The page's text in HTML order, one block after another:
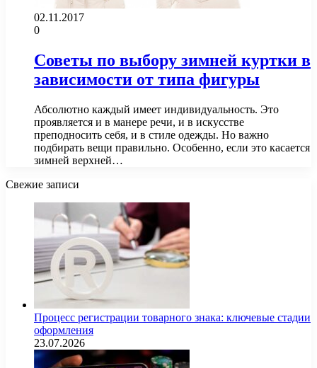
02.11.2017
0
Советы по выбору зимней куртки в
зависимости от типа фигуры
Абсолютно каждый имеет индивидуальность. Это
проявляется и в манере речи, и в искусстве
преподносить себя, и в стиле одежды. Но важно
подбирать вещи правильно. Особенно, если это касается
зимней верхней…
Свежие записи
Процесс регистрации товарного знака: ключевые стадии
оформления
23.07.2026